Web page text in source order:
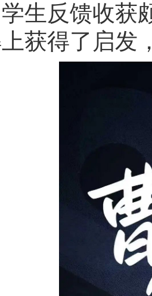
生反馈收获
获得了启发